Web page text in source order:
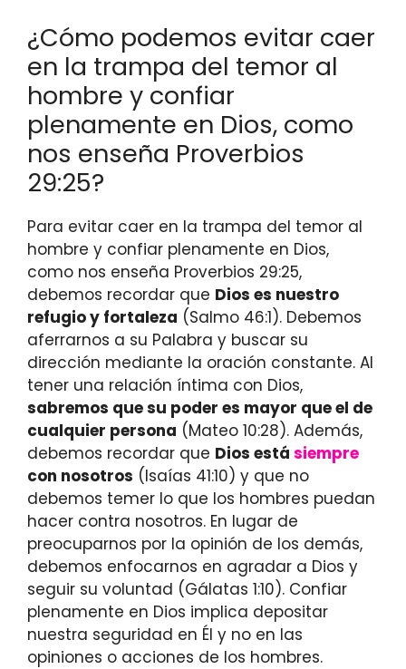
¿Cómo podemos evitar caer
en la trampa del temor al
hombre y confiar
plenamente en Dios, como
nos enseña Proverbios
29:25?
Para evitar caer en la trampa del temor al
hombre y confiar plenamente en Dios,
como nos enseña Proverbios 29:25,
debemos recordar que Dios es nuestro
refugio y fortaleza (Salmo 46:1). Debemos
aferrarnos a su Palabra y buscar su
dirección mediante la oración constante. Al
tener una relación íntima con Dios,
sabremos que su poder es mayor que el de
cualquier persona (Mateo 10:28). Además,
debemos recordar que Dios está siempre
con nosotros (Isaías 41:10) y que no
debemos temer lo que los hombres puedan
hacer contra nosotros. En lugar de
preocuparnos por la opinión de los demás,
debemos enfocarnos en agradar a Dios y
seguir su voluntad (Gálatas 1:10). Confiar
plenamente en Dios implica depositar
nuestra seguridad en Él y no en las
opiniones o acciones de los hombres.